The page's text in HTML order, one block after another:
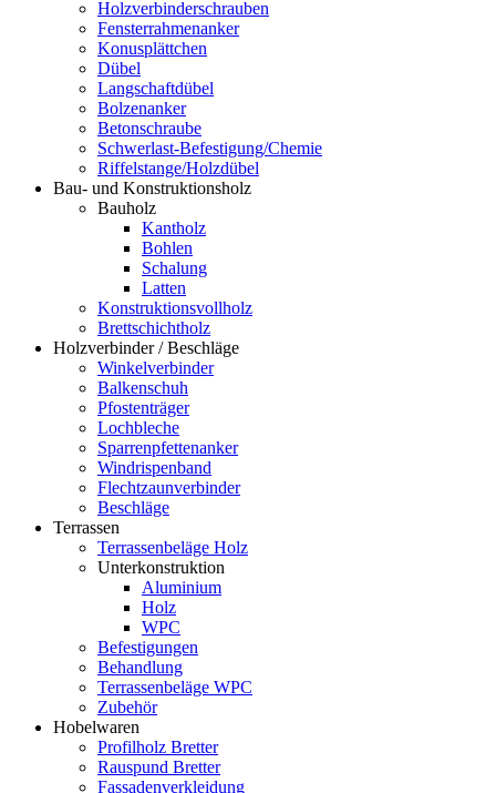
Holzverbinderschrauben
Fensterrahmenanker
Konusplättchen
Dübel
Langschaftdübel
Bolzenanker
Betonschraube
Schwerlast-Befestigung/Chemie
Riffelstange/Holzdübel
Bau- und Konstruktionsholz
Bauholz
Kantholz
Bohlen
Schalung
Latten
Konstruktionsvollholz
Brettschichtholz
Holzverbinder / Beschläge
Winkelverbinder
Balkenschuh
Pfostenträger
Lochbleche
Sparrenpfettenanker
Windrispenband
Flechtzaunverbinder
Beschläge
Terrassen
Terrassenbeläge Holz
Unterkonstruktion
Aluminium
Holz
WPC
Befestigungen
Behandlung
Terrassenbeläge WPC
Zubehör
Hobelwaren
Profilholz Bretter
Rauspund Bretter
Fassadenverkleidung